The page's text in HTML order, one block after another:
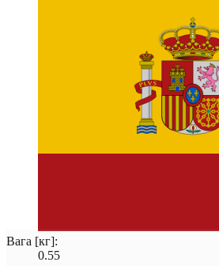
Вага [кг]:
0.55